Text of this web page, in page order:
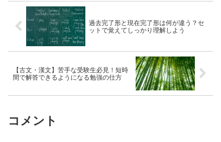
過去完了形と現在完了形は何が違う？セ
ットで覚えてしっかり理解しよう
【古文・漢文】苦手な受験生必見！短時
間で解答できるようになる勉強の仕方
コメント